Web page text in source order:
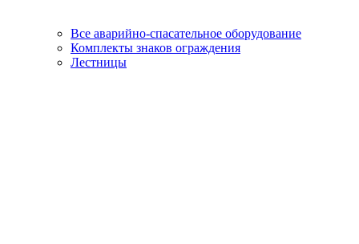
Все аварийно-спасательное оборудование
Комплекты знаков ограждения
Лестницы